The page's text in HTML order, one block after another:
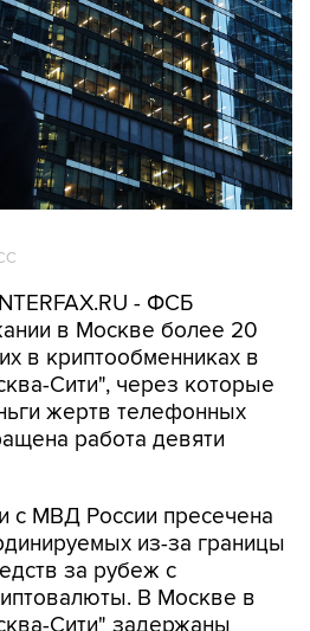
- ФСБ
в Москве более 20
в криптообменниках в
Сити", через которые
жертв телефонных
работа девяти
с МВД России пресечена
из-за границы
за рубеж с
В Москве в